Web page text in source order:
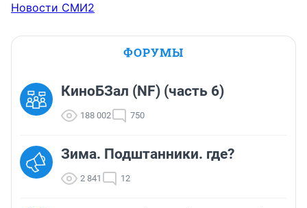
Новости СМИ2
ФОРУМЫ
КиноБЗал (NF) (часть 6)
188 002 750
Зима. Подштанники. где?
2 841 12